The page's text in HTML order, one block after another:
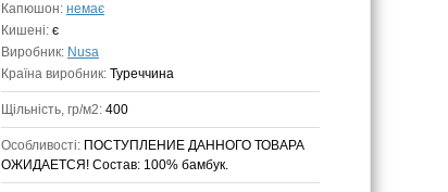
Капюшон: немає
Кишені: є
Виробник: Nusa
Країна виробник: Туреччина
Щільність, гр/м2: 400
Особливості: ПОСТУПЛЕНИЕ ДАННОГО ТОВАРА
ОЖИДАЕТСЯ! Состав: 100% бамбук.